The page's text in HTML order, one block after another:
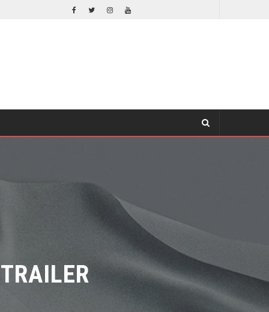
ORLANDO BLOOM AFIRMA HABER RECHAZADO SER BATMAN